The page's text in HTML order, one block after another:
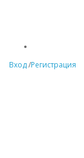
Вход/Регистрация